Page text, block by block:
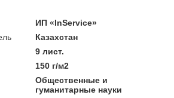
ИП «InService»
Казахстан
9 лист.
150 г/м2
Общественные и
гуманитарные науки